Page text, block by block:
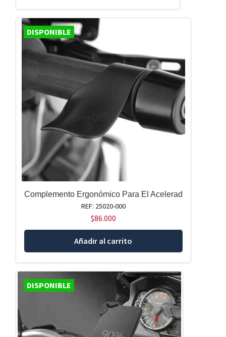
DISPONIBLE
Complemento Ergonómico Para El Acelerad
REF: 25020-000
$86.000
Añadir al carrito
DISPONIBLE